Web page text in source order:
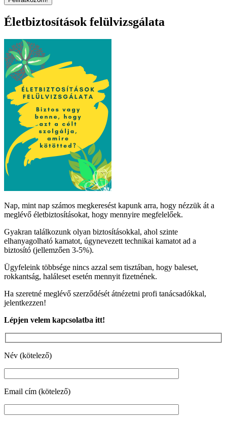
Életbiztosítások felülvizsgálata
Nap, mint nap számos megkeresést kapunk arra, hogy nézzük át a
meglévő életbiztosításokat, hogy mennyire megfelelőek.
Gyakran találkozunk olyan biztosításokkal, ahol szinte
elhanyagolható kamatot, úgynevezett technikai kamatot ad a
biztosító (jellemzően 3-5%).
Ügyfeleink többsége nincs azzal sem tisztában, hogy baleset,
rokkantság, haláleset esetén mennyit fizetnének.
Ha szeretné meglévő szerződését átnézetni profi tanácsadókkal,
jelentkezzen!
Lépjen velem kapcsolatba itt!
Név (kötelező)
Email cím (kötelező)